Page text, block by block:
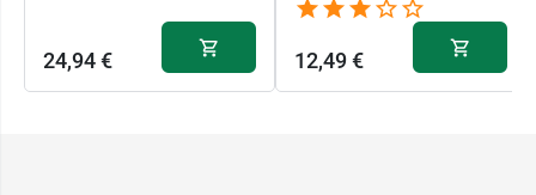
24,94 € 12,49 €